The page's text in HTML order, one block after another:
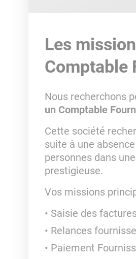
Les
Comptable
Nous recherchons
un Comptable
Cette société
suite à une
personnes dans
prestigieuse.
Vos missions
Saisie des
Relances
Paiement